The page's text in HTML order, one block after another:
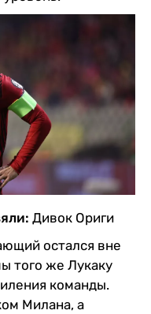
Дивок Ориги
остался вне
того же Лукаку
команды.
Милана, а